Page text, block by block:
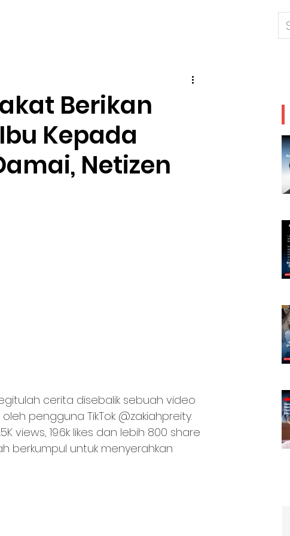
Berikan
Kepada
Netizen
cerita disebalik sebuah video
pengguna TikTok @zakiahpreity.
views, 19.6k likes dan lebih 800 share
berkumpul untuk menyerahkan